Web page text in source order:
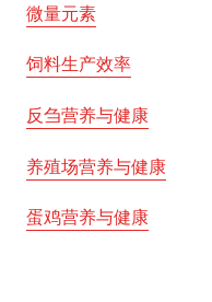
微量元素
饲料生产效率
反刍营养与健康
养殖场营养与健康
蛋鸡营养与健康